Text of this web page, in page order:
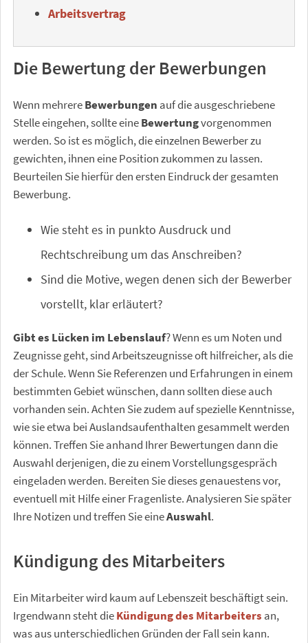
Arbeitsvertrag
Die Bewertung der Bewerbungen
Wenn mehrereBewerbungen auf die ausgeschriebene
Stelle eingehen, sollte eineBewertungvorgenommen
werden. So ist es möglich, die einzelnen Bewerber zu
gewichten, ihnen eine Position zukommen zu lassen.
Beurteilen Sie hierfür den ersten Eindruck der gesamten
Bewerbung.
Wie steht es in punkto Ausdruck und
Rechtschreibung um das Anschreiben?
Sind die Motive, wegen denen sich der Bewerber
vorstellt, klar erläutert?
Gibt es Lücken im Lebenslauf? Wenn es um Noten und
Zeugnisse geht, sind Arbeitszeugnisse oft hilfreicher, als die
der Schule. Wenn Sie Referenzen und Erfahrungen in einem
bestimmten Gebiet wünschen, dann sollten diese auch
vorhanden sein. Achten Sie zudem auf spezielle Kenntnisse,
wie sie etwa bei Auslandsaufenthalten gesammelt werden
können. Treffen Sie anhand Ihrer Bewertungen dann die
Auswahl derjenigen, die zu einem Vorstellungsgespräch
eingeladen werden. Bereiten Sie dieses genauestens vor,
eventuell mit Hilfe einer Fragenliste. Analysieren Sie später
Ihre Notizen und treffen Sie eineAuswahl.
Kündigung des Mitarbeiters
Ein Mitarbeiter wird kaum auf Lebenszeit beschäftigt sein.
Irgendwann steht dieKündigung des Mitarbeiters an,
was aus unterschiedlichen Gründen der Fall sein kann.